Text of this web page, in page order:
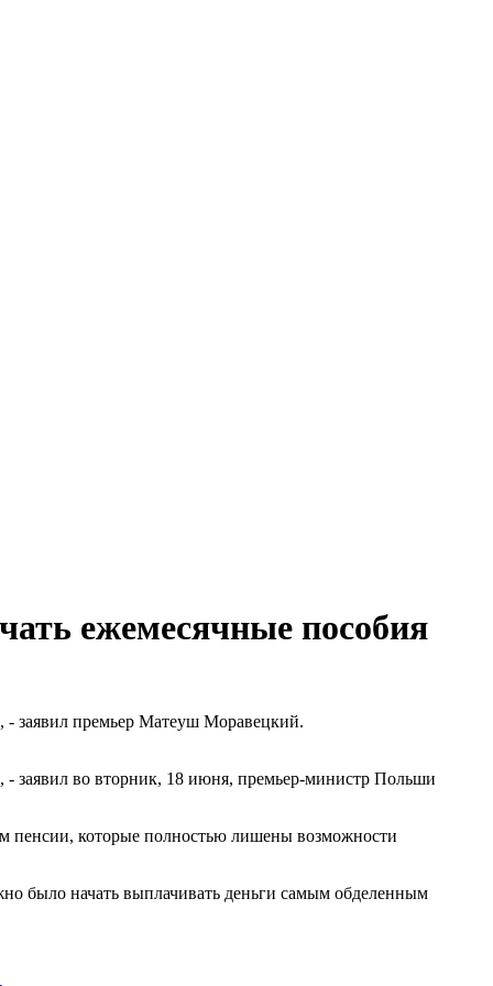
ежемесячные пособия
- заявил премьер Матеуш Моравецкий.
заявил во вторник, 18 июня, премьер-министр Польши
пенсии, которые полностью лишены возможности
было начать выплачивать деньги самым обделенным